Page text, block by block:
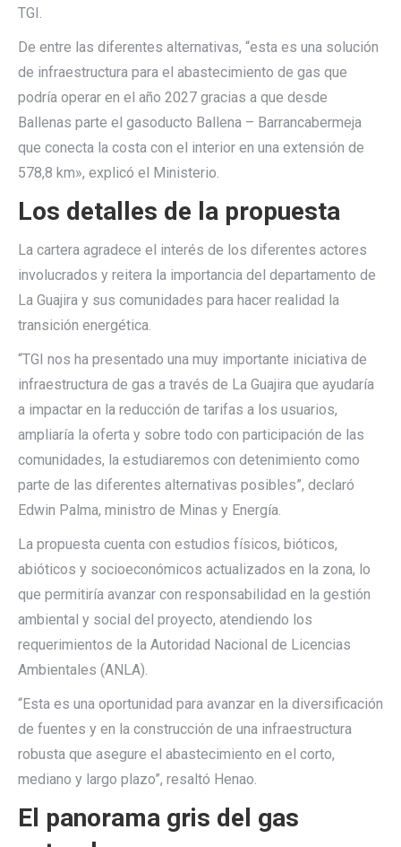
TGI.
De entre las diferentes alternativas, “esta es una solución
de infraestructura para el abastecimiento de gas que
podría operar en el año 2027 gracias a que desde
Ballenas parte el gasoducto Ballena – Barrancabermeja
que conecta la costa con el interior en una extensión de
578,8 km», explicó el Ministerio.
Los detalles de la propuesta
La cartera agradece el interés de los diferentes actores
involucrados y reitera la importancia del departamento de
La Guajira y sus comunidades para hacer realidad la
transición energética.
“TGI nos ha presentado una muy importante iniciativa de
infraestructura de gas a través de La Guajira que ayudaría
a impactar en la reducción de tarifas a los usuarios,
ampliaría la oferta y sobre todo con participación de las
comunidades, la estudiaremos con detenimiento como
parte de las diferentes alternativas posibles”, declaró
Edwin Palma, ministro de Minas y Energía.
La propuesta cuenta con estudios físicos, bióticos,
abióticos y socioeconómicos actualizados en la zona, lo
que permitiría avanzar con responsabilidad en la gestión
ambiental y social del proyecto, atendiendo los
requerimientos de la Autoridad Nacional de Licencias
Ambientales (ANLA).
“Esta es una oportunidad para avanzar en la diversificación
de fuentes y en la construcción de una infraestructura
robusta que asegure el abastecimiento en el corto,
mediano y largo plazo”, resaltó Henao.
El panorama gris del gas